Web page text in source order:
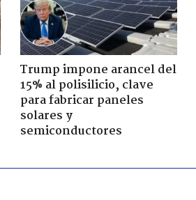
Trump impone arancel del
15% al polisilicio, clave
para fabricar paneles
solares y
semiconductores